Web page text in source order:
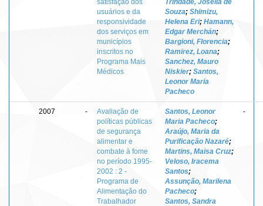
usuários e da
responsividade
dos serviços em
municípios
inscritos no
Programa Mais
Médicos
Souza; Shimizu,
Helena Eri; Hamann,
Edgar Merchán;
Bargioni, Florencia;
Ramirez, Loana;
Sanchez, Mauro
Niskier; Santos,
Leonor Maria
Pacheco
2007 -
Avaliação de
políticas públicas
de segurança
alimentar e
combate à fome
no período 1995-
2002 : 2 -
Programa de
Alimentação do
Trabalhador
Santos, Leonor
Maria Pacheco;
Araújo, Maria da
Purificação Nazaré;
Martins, Maisa Cruz;
Veloso, Iracema
Santos;
Assunção, Marilena
Pacheco;
Santos, Sandra
-